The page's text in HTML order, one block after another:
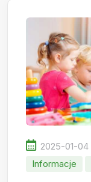
2025-01-04
Informacje